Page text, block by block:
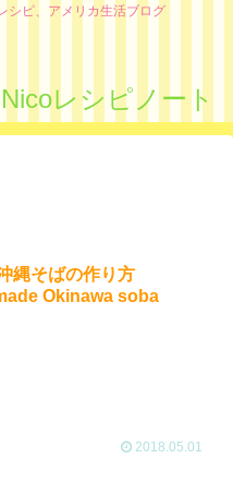
シピ、アメリカ生活ブログ
レシピノート
縄そばの作り方
Okinawa soba
2018.05.01